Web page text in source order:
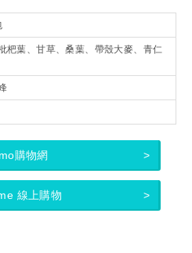
杷葉、甘草、桑葉、帶殼大麥、青仁
購物網
線上購物